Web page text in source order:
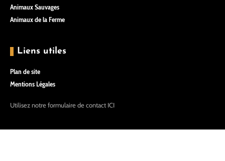
Animaux Sauvages
Animaux de la Ferme
Liens utiles
Plan de site
Mentions Légales
Utilisez notre formulaire de contact ICI